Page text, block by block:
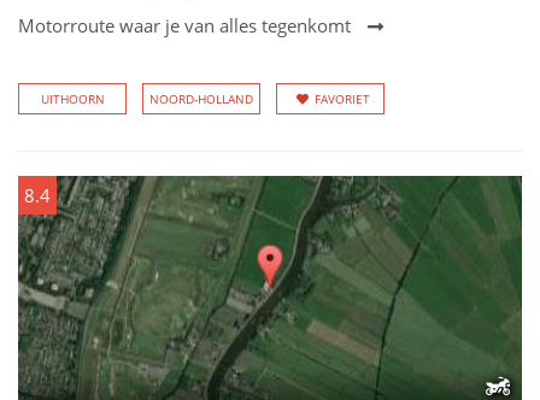
Motorroute waar je van alles tegenkomt
UITHOORN NOORD-HOLLAND FAVORIET
8.4